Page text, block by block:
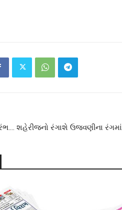
શહેરીજનો રંગાશે ઉજવણીના રંગમાં